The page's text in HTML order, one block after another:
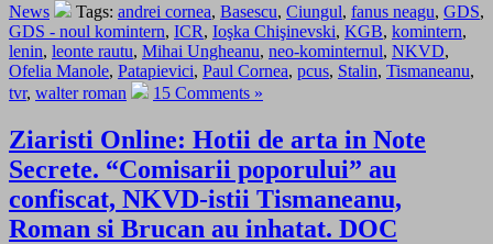
News
Tags: andrei cornea, Basescu, Ciungul, fanus neagu, GDS,
GDS - noul komintern, ICR, Ioşka Chişinevski, KGB, komintern,
lenin, leonte rautu, Mihai Ungheanu, neo-kominternul, NKVD,
Ofelia Manole, Patapievici, Paul Cornea, pcus, Stalin, Tismaneanu,
tvr, walter roman 15 Comments »
Ziaristi Online: Hotii de arta in Note
Secrete. “Comisarii poporului” au
confiscat, NKVD-istii Tismaneanu,
Roman si Brucan au inhatat. DOC